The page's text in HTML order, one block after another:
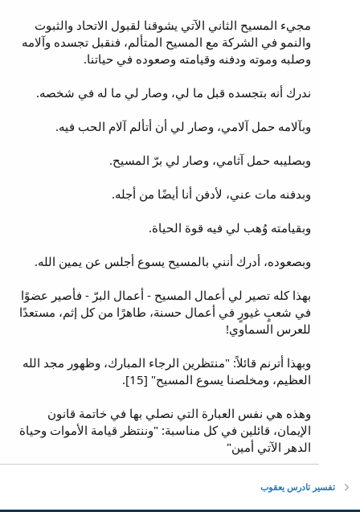
مجيء المسيح الثاني الآتي يشوقنا لقبول الاتحاد والثبوت
والنمو في الشركة مع المسيح المتألم، فنقبل تجسده وآلامه
وصلبه وموته ودفنه وقيامته وصعوده في حياتنا.
ندرك أنه بتجسده قبل ما لي، وصار لي ما له في شخصه.
وبآلامه حمل آلامي، وصار لي أن أتألم آلام الحب فيه.
وبصليبه حمل آثامي، وصار لي برّ المسيح.
وبدفنه مات عني، لأدفن أنا أيضًا من أجله.
وبقيامته وُهب لي فيه قوة الحياة.
وبصعوده، أدرك أنني بالمسيح يسوع أجلس عن يمين الله.
بهذا كله تصير لي أعمال المسيح - أعمال البرّ - فأصير عضوًا
في شعبٍ غيورٍ في أعمال حسنة، طاهرًا من كل إثم، مستعدًا
للعرس السماوي!
وبهذا أترنم قائلاً: "منتظرين الرجاء المبارك، وظهور مجد الله
العظيم، ومخلصنا يسوع المسيح" [15].
وهذه هي نفس العبارة التي نصلي بها في خاتمة قانون
الإيمان، قائلين في كل مناسبة: "وننتظر قيامة الأموات وحياة
الدهر الآتي أمين"
تفسير تادرس يعقوب